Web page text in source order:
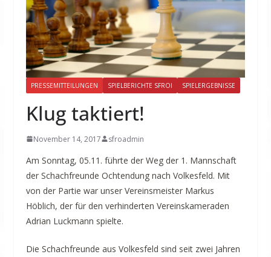
PRESSEMITTEILUNGEN SPIELBERICHTE SFROI SPIELERGEBNISSE
Klug taktiert!
November 14, 2017 sfroadmin
Am Sonntag, 05.11. führte der Weg der 1. Mannschaft
der Schachfreunde Ochtendung nach Volkesfeld. Mit
von der Partie war unser Vereinsmeister Markus
Höblich, der für den verhinderten Vereinskameraden
Adrian Luckmann spielte.
Die Schachfreunde aus Volkesfeld sind seit zwei Jahren